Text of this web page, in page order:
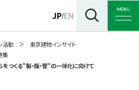
JP/EN
MENU
活動
東京建物インサイト
集
つくる"製・販・管"の一体化に向けて